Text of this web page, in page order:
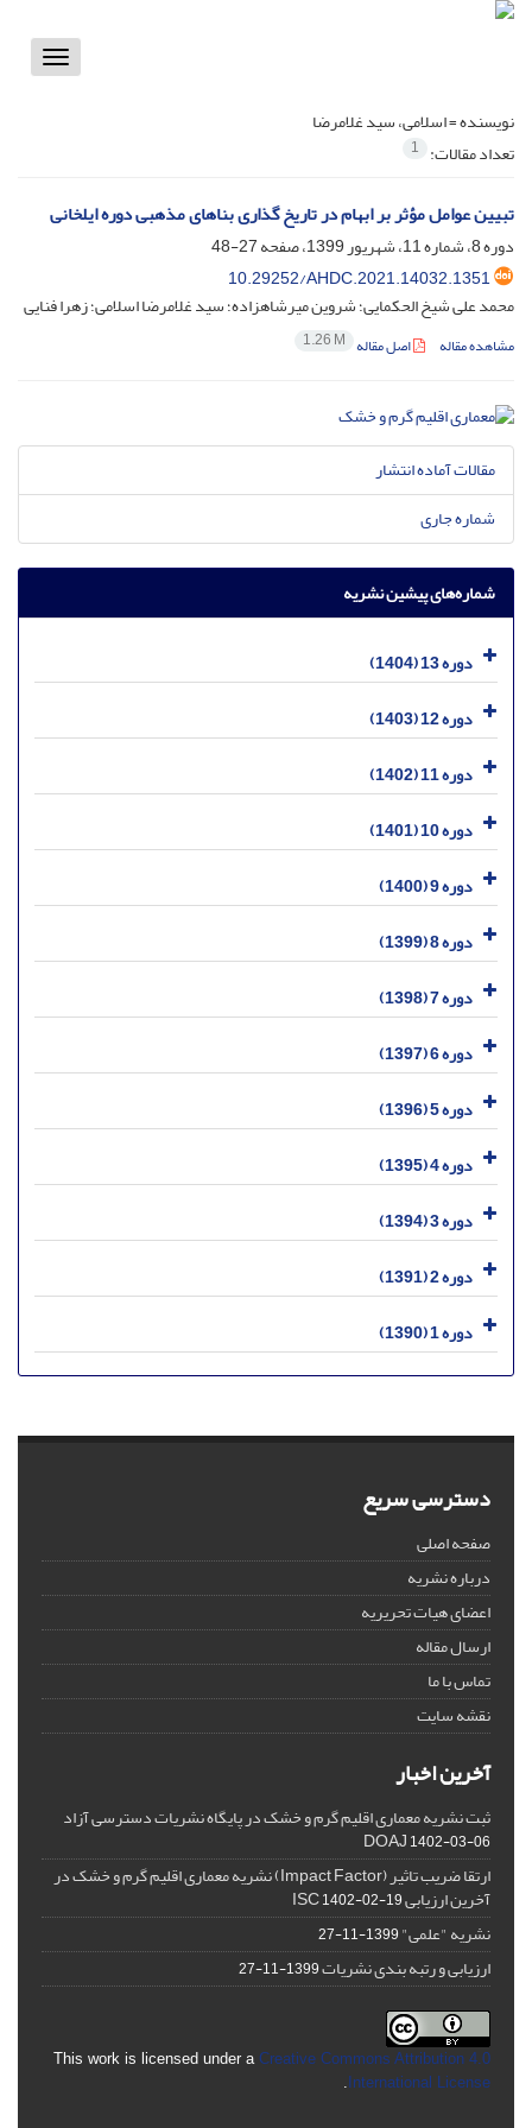
Toggle
نویسنده =اسلامی، سید غلامرضا
تعداد مقالات: 1
تبیین عوامل مؤثر بر ابهام در تاریخ گذاری بناهای مذهبی دوره ایلخانی
دوره 8، شماره 11، شهریور 1399، صفحه
27-48
10.29252/AHDC.2021.14032.1351
محمد علی شیخ الحکمایی؛ شروین میرشاهزاده؛ سید غلامرضا اسلامی؛ زهرا فنایی
مشاهده مقاله اصل مقاله 1.26 M
مقالات آماده انتشار
شماره جاری
شماره‌های پیشین نشریه
دوره 13 (1404)
دوره 12 (1403)
دوره 11 (1402)
دوره 10 (1401)
دوره 9 (1400)
دوره 8 (1399)
دوره 7 (1398)
دوره 6 (1397)
دوره 5 (1396)
دوره 4 (1395)
دوره 3 (1394)
دوره 2 (1391)
دوره 1 (1390)
دسترسی سریع
صفحه اصلی
درباره نشریه
اعضای هیات تحریریه
ارسال مقاله
تماس با ما
نقشه سایت
آخرین اخبار
ثبت نشریه معماری اقلیم گرم و خشک در پایگاه نشریات دسترسی آزاد
DOAJ1402-03-06
ارتقا ضریب تاثیر (Impact Factor) نشریه معماری اقلیم گرم و خشک در
آخرین ارزیابی ISC1402-02-19
نشریه "علمی"1399-11-27
ارزیابی و رتبه بندی نشریات1399-11-27
This work is licensed under a Creative Commons Attribution 4.0
International License
.